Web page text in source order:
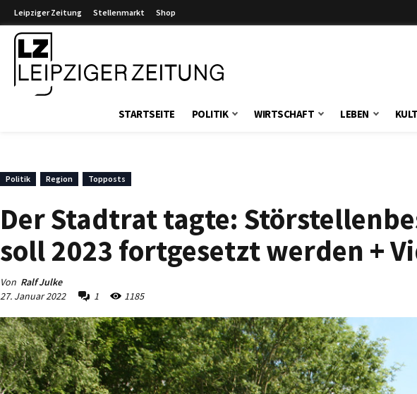
Leipziger Zeitung Stellenmarkt Shop
STARTSEITE POLITIK WIRTSCHAFT LEBEN
Politik Region Topposts
Der Stadtrat tagte:
soll 2023 fortgesetzt werden +
Von Ralf Julke
27. Januar 2022
1 1185